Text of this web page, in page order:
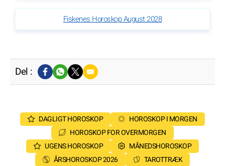
Fiskenes Horoskop August 2028
Del :
DAGLIGT HOROSKOP
HOROSKOP I MORGEN
HOROSKOP FOR OVERMORGEN
UGENS HOROSKOP
MÅNEDSHOROSKOP
ÅRSHOROSKOP 2026
TAROTTRÆK